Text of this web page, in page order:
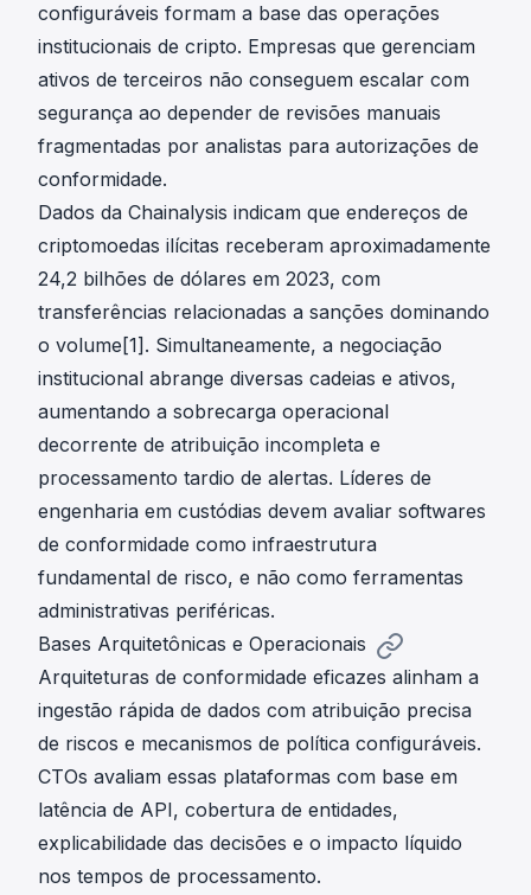
configuráveis formam a base das operações
institucionais de cripto. Empresas que gerenciam
ativos de terceiros não conseguem escalar com
segurança ao depender de revisões manuais
fragmentadas por analistas para autorizações de
conformidade.
Dados da Chainalysis indicam que endereços de
criptomoedas ilícitas receberam aproximadamente
24,2 bilhões de dólares em 2023, com
transferências relacionadas a sanções dominando
o volume[1]. Simultaneamente, a negociação
institucional abrange diversas cadeias e ativos,
aumentando a sobrecarga operacional
decorrente de atribuição incompleta e
processamento tardio de alertas. Líderes de
engenharia em custódias devem avaliar softwares
de conformidade como infraestrutura
fundamental de risco, e não como ferramentas
administrativas periféricas.
Bases Arquitetônicas e Operacionais
Arquiteturas de conformidade eficazes alinham a
ingestão rápida de dados com atribuição precisa
de riscos e mecanismos de política configuráveis.
CTOs avaliam essas plataformas com base em
latência de API, cobertura de entidades,
explicabilidade das decisões e o impacto líquido
nos tempos de processamento.